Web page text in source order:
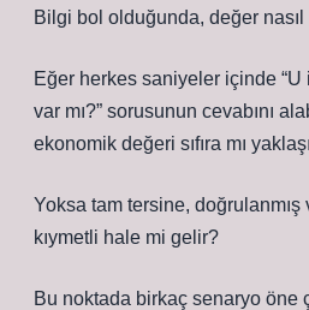
Bilgi bol olduğunda, değer
Eğer herkes saniyeler içinde
var mı?” sorusunun cevabını
ekonomik değeri sıfıra mı
Yoksa tam tersine,
kıymetli hale mi gelir?
Bu noktada birkaç senaryo öne